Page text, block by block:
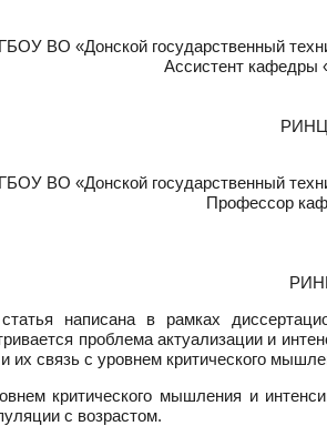
ВО «Донской государственный
Ассистент кафедры
ВО «Донской государственный
Профессор
написана в рамках
проблема актуализации и
их связь с уровнем критического
критического мышления и
с возрастом.